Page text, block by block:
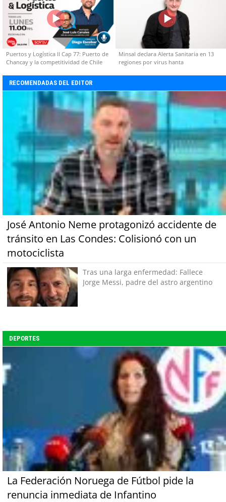
Puertos y Logística II Cap 77: Puerto de
Chancay y la competitividad de Chile
Minsal declara Alerta Sanitaria en 13
regiones por virus hanta
RECOMENDADAS DEL EDITOR
José Antonio Neme protagonizó accidente de
tránsito en Las Condes: Colisionó con un
motociclista
Tras una larga enfermedad: Fallece
Jorge Messi, padre del astro argentino
DEPORTES
La Federación Noruega de Fútbol pide la
renuncia inmediata de Infantino